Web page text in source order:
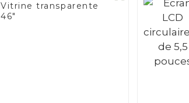
Vitrine transparente
46"